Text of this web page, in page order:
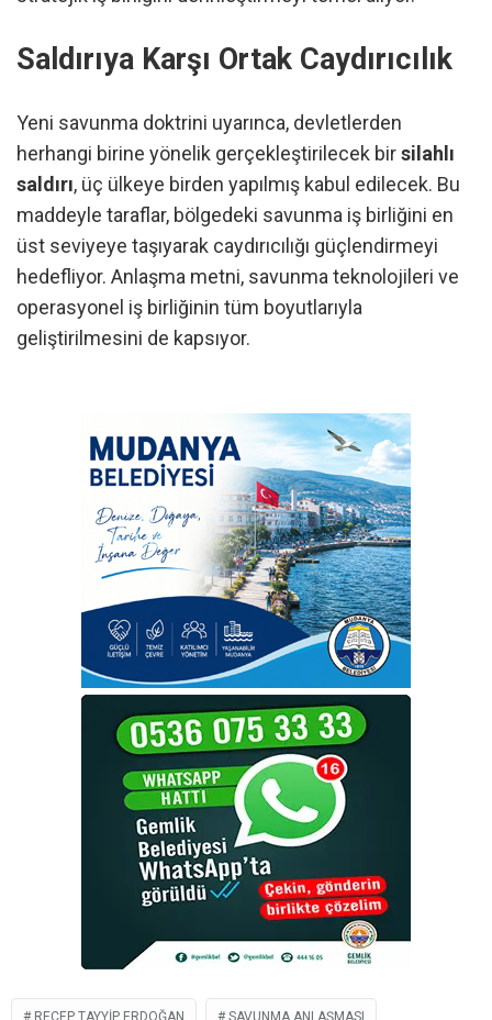
Saldırıya Karşı Ortak Caydırıcılık
Yeni savunma doktrini uyarınca, devletlerden
herhangi birine yönelik gerçekleştirilecek birsilahlı
saldırı, üç ülkeye birden yapılmış kabul edilecek. Bu
maddeyle taraflar, bölgedeki savunma iş birliğini en
üst seviyeye taşıyarak caydırıcılığı güçlendirmeyi
hedefliyor. Anlaşma metni, savunma teknolojileri ve
operasyonel iş birliğinin tüm boyutlarıyla
geliştirilmesini de kapsıyor.
RECEP TAYYIP ERDOĞAN SAVUNMA ANLAŞMASI